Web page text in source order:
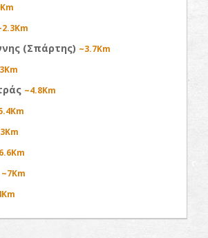
(Σπάρτης) ~3.7Km
~4.8Km
~7Km